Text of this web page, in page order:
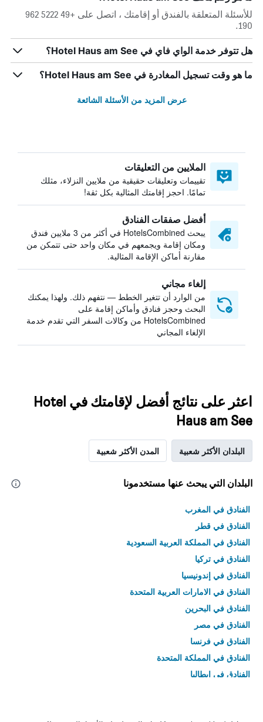
للأسئلة المتعلقة بالفندق أو إقامتك ، اتصل على +49 5222 962
190.
هل تتوفر خدمة الواي فاي في Hotel Haus am See؟
ما هو وقت تسجيل المغادرة في Hotel Haus am See؟
عرض المزيد من الأسئلة الشائعة
الملايين من التعليقات
تقييمات وتعليقات حقيقية من ملايين النزلاء، مثلك
تمامًا. احجز إقامتك المثالية بكل ثقة!
أفضل صفقات الفنادق
يبحث HotelsCombined في أكثر من 3 ملايين فندق
ومكان إقامة ويجمعهم في مكان واحد حتى تتمكن من
مقارنة أماكن الإقامة المثالية.
إلغاء مجاني
من الوارد أن تتغير الخطط — نتفهم ذلك. ولهذا يمكنك
البحث وحجز فنادق وأماكن إقامة على
HotelsCombined من وكالات السفر التي تقدم خدمة
الإلغاء المجاني
اعثر على نتائج أفضل لإقامتك في Hotel
Haus am See
البلدان الأكثر شعبية المدن الأكثر شعبية
البلدان التي يبحث عنها مستخدمونا
الفنادق في المغرب
الفنادق في قطر
الفنادق في المملكة العربية السعودية
الفنادق في تركيا
الفنادق في إندونيسيا
الفنادق في الامارات العربية المتحدة
الفنادق في البحرين
الفنادق في مصر
الفنادق في فرنسا
الفنادق في المملكة المتحدة
الفنادق في إيطاليا